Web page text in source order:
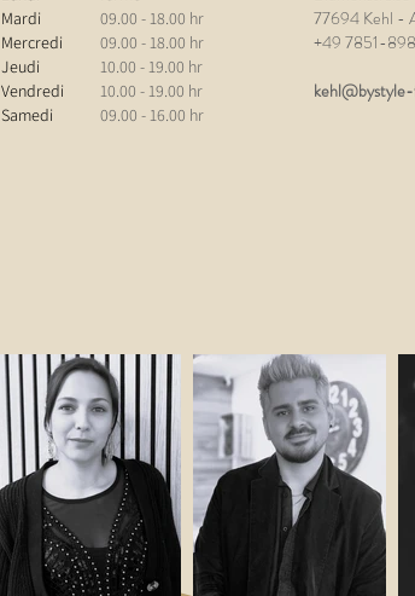
Mardi
Mercredi
Jeudi
Vendredi
Samedi
09.00 - 18.00 hr
09.00 - 18.00 hr
10.00 - 19.00 hr
10.00 - 19.00 hr
09.00 - 16.00 hr
77694 Kehl -
+49 7851-